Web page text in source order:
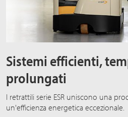
Sistemi efficienti,
prolungati
I retrattili serie ESR uniscono una
un'efficienza energetica eccezionale.